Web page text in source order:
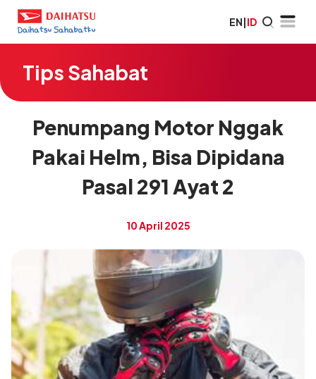
EN|ID
Tips Sahabat
Penumpang Motor Nggak
Pakai Helm, Bisa Dipidana
Pasal 291 Ayat 2
10 April 2025